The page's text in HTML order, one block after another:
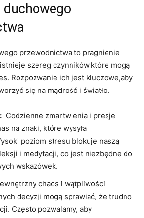
przewodnictwa to pragnienie
szereg czynników,które mogą
Rozpozwanie ich jest kluczowe,aby
się na mądrość i światło.
⁢ Codzienne zmartwienia i presje
na znaki,‍ które ​wysyła
poziom stresu blokuje naszą
i medytacji, co jest niezbędne ⁤do
wskazówek.
chaos i wątpliwości
decyzji mogą sprawiać, że trudno
Często pozwalamy, aby